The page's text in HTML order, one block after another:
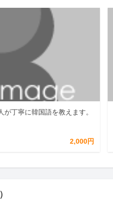
が丁寧に韓国語を教えます。
2,000円